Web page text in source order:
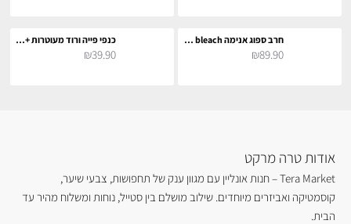
חרב ספוג אנימה bleach לתחפושת וקוספליי
₪89.90
כנפי פייה ורוד מעוטרות + תאורה צבעונית לתחפושת קוספליי
₪39.90
אודות טרה מרקט
Tera Market – חנות אונליין עם מגוון ענק של תחפושות, צבעי שיער,
קוסמטיקה ואביזרים מיוחדים. שילוב מושלם בין סטייל, נוחות ומשלוח מהיר עד
הבית.